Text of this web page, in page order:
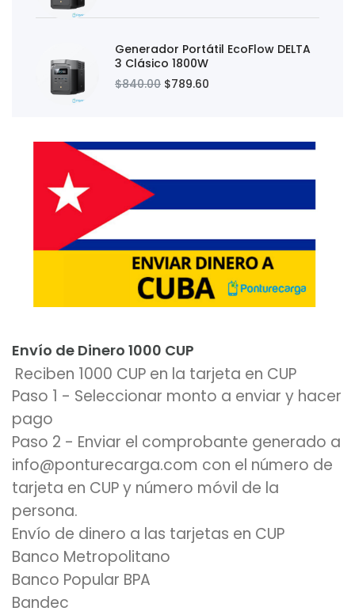
Generador Portátil EcoFlow DELTA
3 Clásico 1800W
$840.00 $789.60
Envío de Dinero 1000 CUP
Reciben 1000 CUP en la tarjeta en CUP
Paso 1 - Seleccionar monto a enviar y hacer
pago
Paso 2 - Enviar el comprobante generado a
info@ponturecarga.com con el número de
tarjeta en CUP y número móvil de la
persona.
Envío de dinero a las tarjetas en CUP
Banco Metropolitano
Banco Popular BPA
Bandec